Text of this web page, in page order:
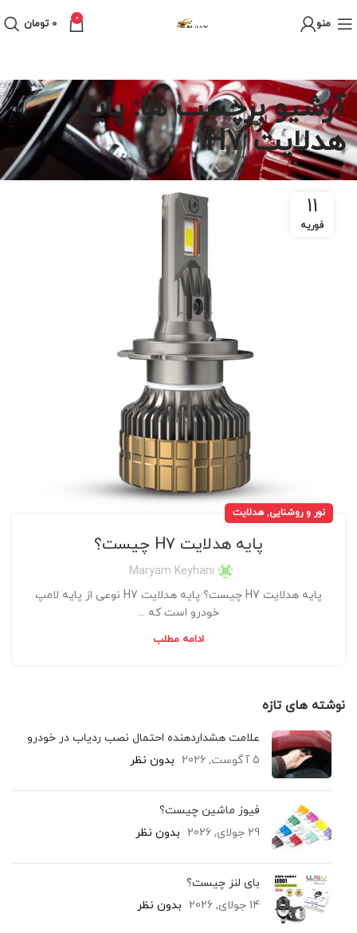
منو 0
0 تومان
آرشیو برچسب ها: پایه
هدلایت H7
11
فوریه
نور و روشنایی,هدلایت
پایه هدلایت H7 چیست؟
Maryam Keyhani
پایه هدلایت H7 چیست؟ پایه هدلایت H7 نوعی از پایه لامپ
خودرو است که ...
ادامه مطلب
نوشته های تازه
علامت هشداردهنده احتمال نصب ردیاب در خودرو
5 آگوست, 2026
بدون نظر
فیوز ماشین چیست؟
29 جولای, 2026
بدون نظر
بای لنز چیست؟
14 جولای, 2026
بدون نظر